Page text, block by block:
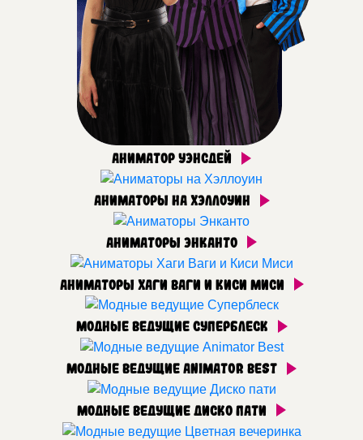
Аниматор Уэнсдей
Аниматоры на Хэллоуин
Аниматоры Энканто
Аниматоры Хаги Ваги и Киси Миси
Модные ведущие Суперблеск
Модные ведущие Animator Best
Модные ведущие Диско пати